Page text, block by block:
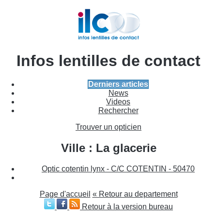
Infos lentilles de contact
Derniers articles
News
Videos
Rechercher
Trouver un opticien
Ville : La glacerie
Optic cotentin lynx - C/C COTENTIN - 50470
Page d'accueil « Retour au departement
Retour à la version bureau